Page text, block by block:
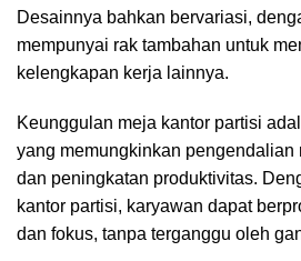
Desainnya bahkan bervariasi,
mempunyai rak tambahan untuk
kelengkapan kerja lainnya.
Keunggulan meja kantor partisi
yang memungkinkan pengendalian
dan peningkatan produktivitas.
kantor partisi, karyawan dapat
dan fokus, tanpa terganggu oleh